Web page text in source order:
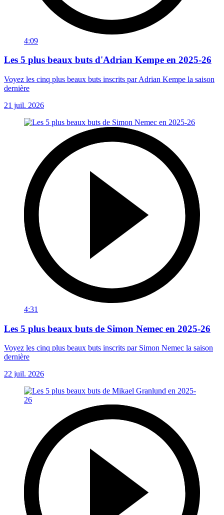
4:09
Les 5 plus beaux buts d'Adrian Kempe en 2025-26
Voyez les cinq plus beaux buts inscrits par Adrian Kempe la saison
dernière
21 juil. 2026
4:31
Les 5 plus beaux buts de Simon Nemec en 2025-26
Voyez les cinq plus beaux buts inscrits par Simon Nemec la saison
dernière
22 juil. 2026